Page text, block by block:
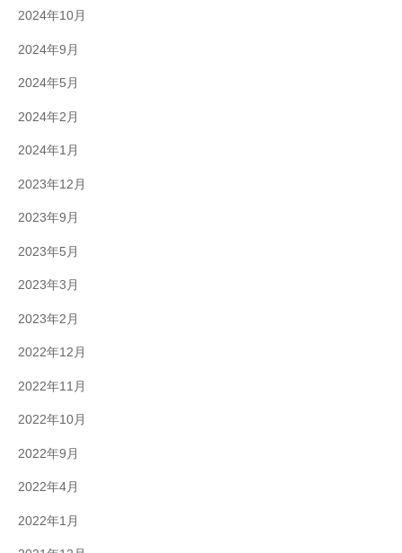
2024年10月
2024年9月
2024年5月
2024年2月
2024年1月
2023年12月
2023年9月
2023年5月
2023年3月
2023年2月
2022年12月
2022年11月
2022年10月
2022年9月
2022年4月
2022年1月